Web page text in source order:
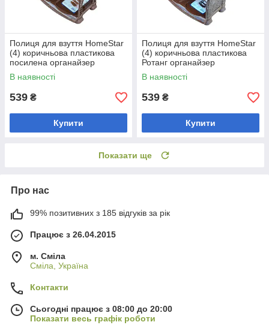
Полиця для взуття HomeStar
(4) коричньова пластикова
посилена органайзер
В наявності
539 ₴
Купити
Полиця для взуття HomeStar
(4) коричньова пластикова
Ротанг органайзер
В наявності
539 ₴
Купити
Показати ще
Про нас
99% позитивних з 185 відгуків за рік
Працює з 26.04.2015
м. Сміла
Сміла, Україна
Контакти
Сьогодні працює з 08:00 до 20:00
Показати весь графік роботи